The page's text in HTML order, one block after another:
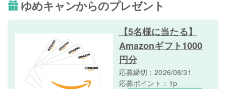
ゆめキャンからのプレゼント
【5名様に当たる】
Amazonギフト1000
円分
応募締切：2026/08/31
応募ポイント：1p